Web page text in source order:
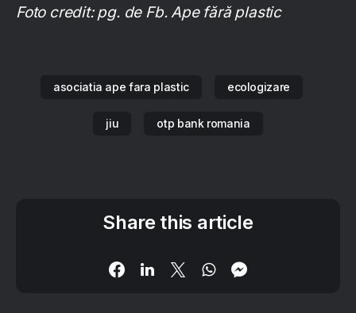
Foto credit: pg. de Fb. Ape fără plastic
asociatia ape fara plastic ecologizare
jiu otp bank romania
Share this article